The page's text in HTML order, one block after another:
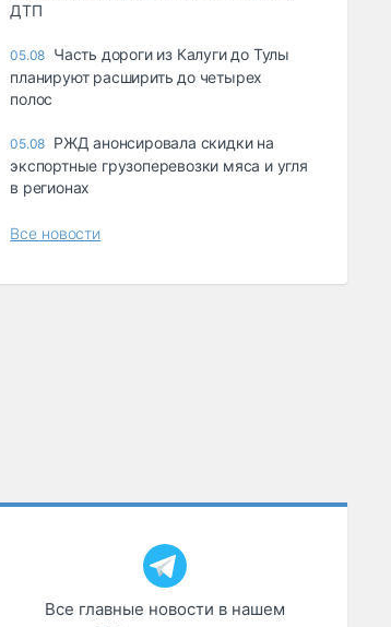
ДТП
05.08 Часть дороги из Калуги до Тулы
планируют расширить до четырех
полос
05.08 РЖД анонсировала скидки на
экспортные грузоперевозки мяса и угля
в регионах
Все новости
Все главные новости в нашем